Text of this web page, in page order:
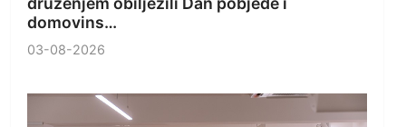
domovins…
03-08-2026